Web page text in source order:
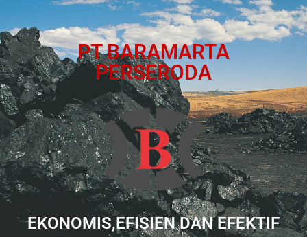
PT BARAMARTA
PERSERODA
EKONOMIS,EFISIEN DAN EFEKTIF